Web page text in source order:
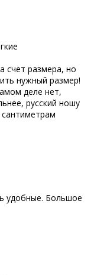
счет размера, но
нужный размер!
деле нет,
русский ношу
удобные. Большое